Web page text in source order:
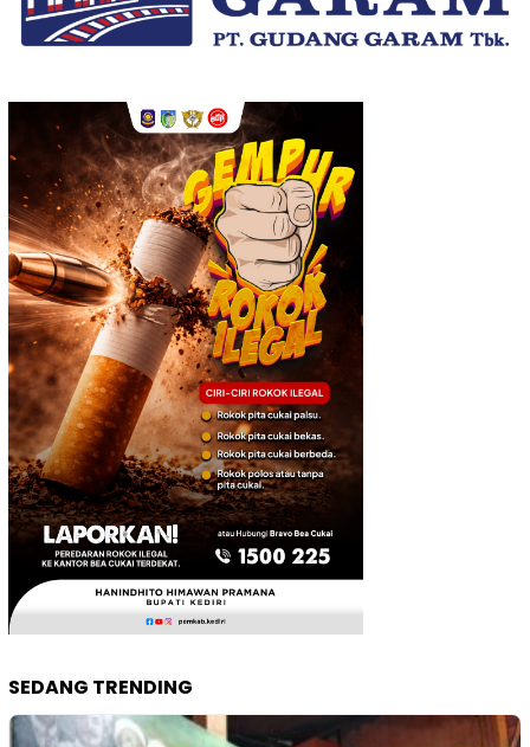
SEDANG TRENDING